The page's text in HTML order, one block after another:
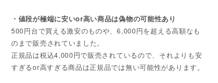
・値段が極端に安いor高い商品は偽物の可能性あり
500円台で買える激安のものや、6,000円を超える高額なも
のまで販売されていました。
正規品は税込4,000円で販売されているので、それよりも安
すぎるor高すぎる商品は正規品では無い可能性があります。